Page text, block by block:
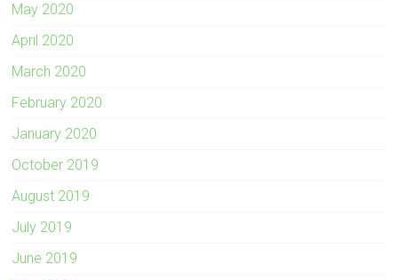
May 2020
April 2020
March 2020
February 2020
January 2020
October 2019
August 2019
July 2019
June 2019